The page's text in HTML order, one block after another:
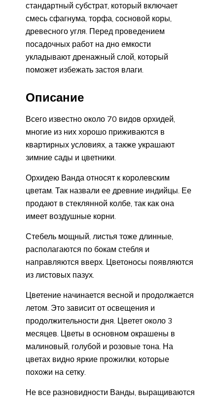
стандартный субстрат, который включает
смесь сфагнума, торфа, сосновой коры,
древесного угля. Перед проведением
посадочных работ на дно емкости
укладывают дренажный слой, который
поможет избежать застоя влаги.
Описание
Всего известно около 70 видов орхидей,
многие из них хорошо приживаются в
квартирных условиях, а также украшают
зимние сады и цветники.
Орхидею Ванда относят к королевским
цветам. Так назвали ее древние индийцы. Ее
продают в стеклянной колбе, так как она
имеет воздушные корни.
Стебель мощный, листья тоже длинные,
располагаются по бокам стебля и
направляются вверх. Цветоносы появляются
из листовых пазух.
Цветение начинается весной и продолжается
летом. Это зависит от освещения и
продолжительности дня. Цветет около 3
месяцев. Цветы в основном окрашены в
малиновый, голубой и розовые тона. На
цветах видно яркие прожилки, которые
похожи на сетку.
Не все разновидности Ванды, выращиваются